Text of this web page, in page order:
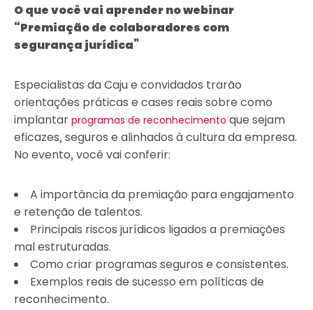
O que você vai aprender no webinar
“Premiação de colaboradores com
segurança jurídica”
Especialistas da Caju e convidados trarão
orientações práticas e cases reais sobre como
implantar programas de reconhecimento que sejam
eficazes, seguros e alinhados à cultura da empresa.
No evento, você vai conferir:
A importância da premiação para engajamento
e retenção de talentos.
Principais riscos jurídicos ligados a premiações
mal estruturadas.
Como criar programas seguros e consistentes.
Exemplos reais de sucesso em políticas de
reconhecimento.